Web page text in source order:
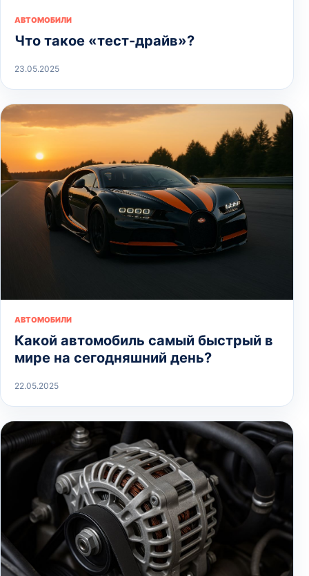
АВТОМОБИЛИ
Что такое «тест-драйв»?
23.05.2025
АВТОМОБИЛИ
Какой автомобиль самый быстрый в
мире на сегодняшний день?
22.05.2025